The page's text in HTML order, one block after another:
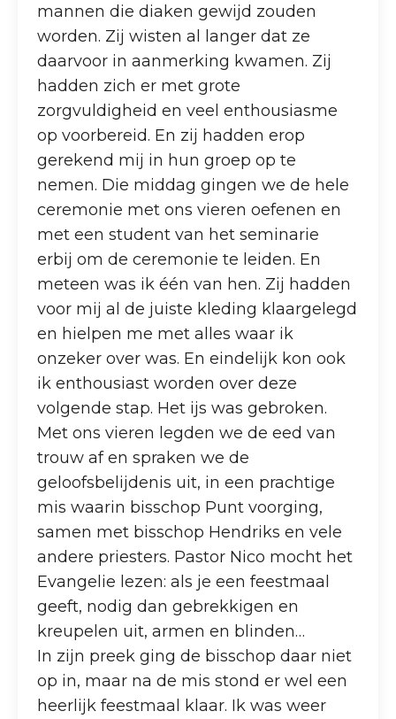
mannen die diaken gewijd zouden
worden. Zij wisten al langer dat ze
daarvoor in aanmerking kwamen. Zij
hadden zich er met grote
zorgvuldigheid en veel enthousiasme
op voorbereid. En zij hadden erop
gerekend mij in hun groep op te
nemen. Die middag gingen we de hele
ceremonie met ons vieren oefenen en
met een student van het seminarie
erbij om de ceremonie te leiden. En
meteen was ik één van hen. Zij hadden
voor mij al de juiste kleding klaargelegd
en hielpen me met alles waar ik
onzeker over was. En eindelijk kon ook
ik enthousiast worden over deze
volgende stap. Het ijs was gebroken.
Met ons vieren legden we de eed van
trouw af en spraken we de
geloofsbelijdenis uit, in een prachtige
mis waarin bisschop Punt voorging,
samen met bisschop Hendriks en vele
andere priesters. Pastor Nico mocht het
Evangelie lezen: als je een feestmaal
geeft, nodig dan gebrekkigen en
kreupelen uit, armen en blinden…
In zijn preek ging de bisschop daar niet
op in, maar na de mis stond er wel een
heerlijk feestmaal klaar. Ik was weer